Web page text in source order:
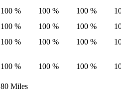
100 % 100 % 100 %
100 % 100 % 100 %
100 % 100 % 100 %
100 % 100 % 100 %
80 Miles